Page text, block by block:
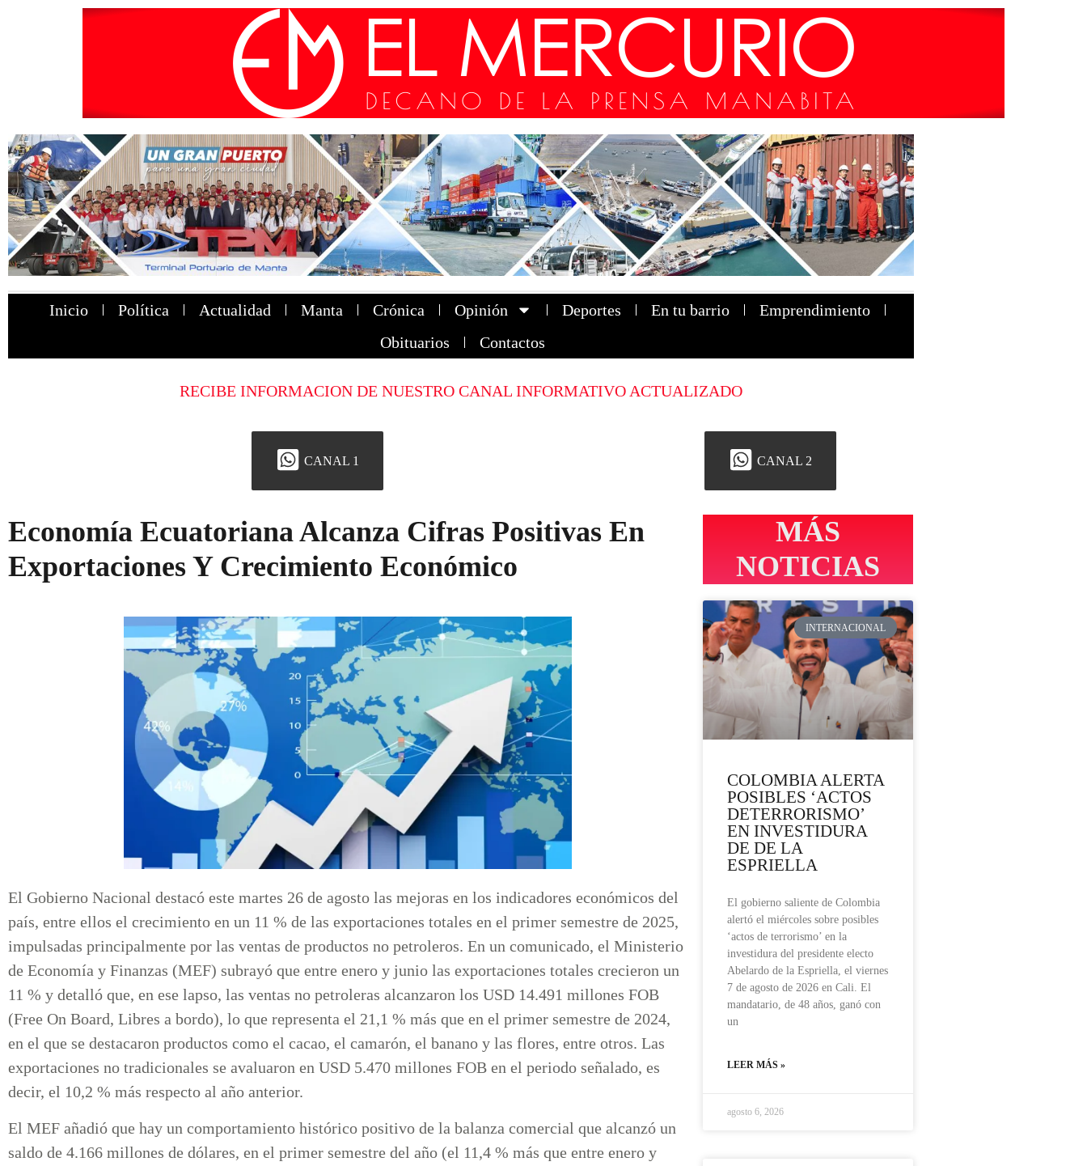
Inicio Política Actualidad Manta Crónica Opinión Deportes En tu barrio
Emprendimiento
Obituarios
Contactos
RECIBE INFORMACION DE NUESTRO CANAL INFORMATIVO ACTUALIZADO
CANAL 1 CANAL 2
Economía Ecuatoriana Alcanza Cifras Positivas En
Exportaciones Y Crecimiento Económico
El Gobierno Nacional destacó este martes 26 de agosto las mejoras en los indicadores económicos del
país, entre ellos el crecimiento en un 11 % de las exportaciones totales en el primer semestre de 2025,
impulsadas principalmente por las ventas de productos no petroleros. En un comunicado, el Ministerio
de Economía y Finanzas (MEF) subrayó que entre enero y junio las exportaciones totales crecieron un
11 % y detalló que, en ese lapso, las ventas no petroleras alcanzaron los USD 14.491 millones FOB
(Free On Board, Libres a bordo), lo que representa el 21,1 % más que en el primer semestre de 2024,
en el que se destacaron productos como el cacao, el camarón, el banano y las flores, entre otros. Las
exportaciones no tradicionales se avaluaron en USD 5.470 millones FOB en el periodo señalado, es
decir, el 10,2 % más respecto al año anterior.
El MEF añadió que hay un comportamiento histórico positivo de la balanza comercial que alcanzó un
saldo de 4.166 millones de dólares, en el primer semestre del año (el 11,4 % más que entre enero y
MÁS
NOTICIAS
INTERNACIONAL
COLOMBIA ALERTA
POSIBLES ‘ACTOS
DETERRORISMO’
EN INVESTIDURA
DE DE LA
ESPRIELLA
El gobierno saliente de Colombia
alertó el miércoles sobre posibles
‘actos de terrorismo’ en la
investidura del presidente electo
Abelardo de la Espriella, el viernes
7 de agosto de 2026 en Cali. El
mandatario, de 48 años, ganó con
un
LEER MÁS »
agosto 6, 2026